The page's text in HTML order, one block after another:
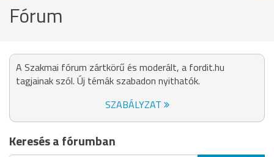
Fórum
A Szakmai fórum zártkörű és moderált, a fordit.hu
tagjainak szól. Új témák szabadon nyithatók.
SZABÁLYZAT
Keresés a fórumban